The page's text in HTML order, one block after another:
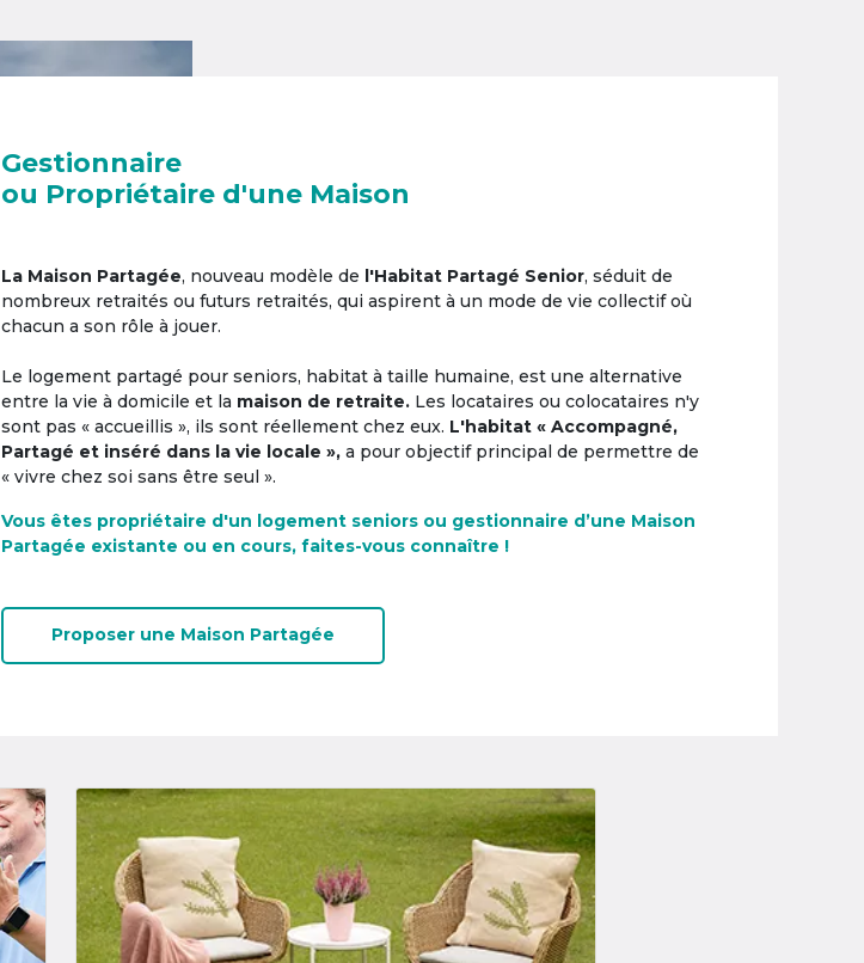
Gestionnaire
ou Propriétaire d'une Maison
La Maison Partagée, nouveau modèle de l'Habitat Partagé Senior, séduit de
nombreux retraités ou futurs retraités, qui aspirent à un mode de vie collectif où
chacun a son rôle à jouer.
Le logement partagé pour seniors, habitat à taille humaine, est une alternative
entre la vie à domicile et la maison de retraite. Les locataires ou colocataires n'y
sont pas « accueillis », ils sont réellement chez eux. L'habitat « Accompagné,
Partagé et inséré dans la vie locale », a pour objectif principal de permettre de
« vivre chez soi sans être seul ».
Vous êtes propriétaire d'un logement seniors ou gestionnaire d’une Maison
Partagée existante ou en cours, faites-vous connaître !
Proposer une Maison Partagée